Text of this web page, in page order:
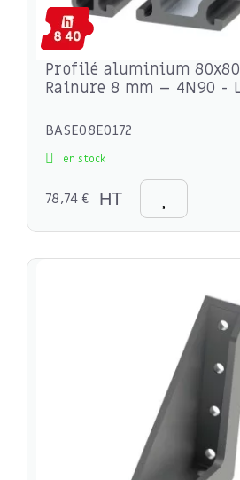
Profilé aluminium
Rainure 8 mm – 4N90 -
BASE08E0172
en stock
78,74 € HT